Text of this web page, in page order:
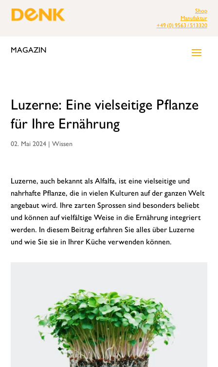
Shop
Manufaktur
+49 (0) 9563 / 513320
MAGAZIN
Luzerne: Eine vielseitige Pflanze
für Ihre Ernährung
02. Mai 2024 |Wissen
Luzerne, auch bekannt als Alfalfa, ist eine vielseitige und
nahrhafte Pflanze, die in vielen Kulturen auf der ganzen Welt
angebaut wird. Ihre zarten Sprossen sind besonders beliebt
und können auf vielfältige Weise in die Ernährung integriert
werden. In diesem Beitrag erfahren Sie alles über Luzerne
und wie Sie sie in Ihrer Küche verwenden können.